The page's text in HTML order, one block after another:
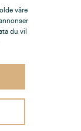
våre
du vil